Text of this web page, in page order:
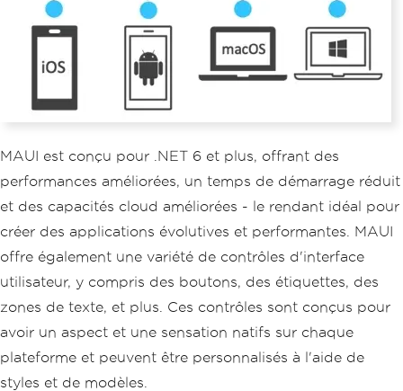
MAUI est conçu pour .NET 6 et plus, offrant des
performances améliorées, un temps de démarrage réduit
et des capacités cloud améliorées - le rendant idéal pour
créer des applications évolutives et performantes. MAUI
offre également une variété de contrôles d'interface
utilisateur, y compris des boutons, des étiquettes, des
zones de texte, et plus. Ces contrôles sont conçus pour
avoir un aspect et une sensation natifs sur chaque
plateforme et peuvent être personnalisés à l'aide de
styles et de modèles.